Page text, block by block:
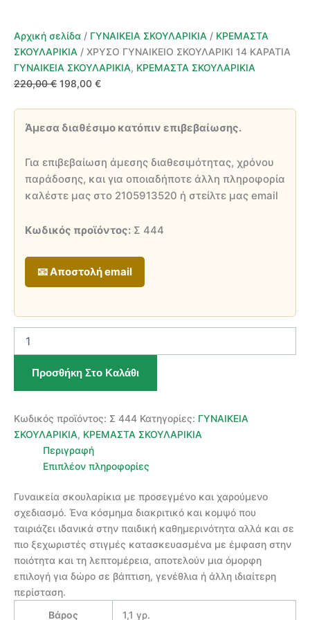
Αρχική σελίδα / ΓΥΝΑΙΚΕΙΑ ΣΚΟΥΛΑΡΙΚΙΑ / ΚΡΕΜΑΣΤΑ
ΣΚΟΥΛΑΡΙΚΙΑ / ΧΡΥΣΟ ΓΥΝΑΙΚΕΙΟ ΣΚΟΥΛΑΡΙΚΙ 14 ΚΑΡΑΤΙΑ
ΓΥΝΑΙΚΕΙΑ ΣΚΟΥΛΑΡΙΚΙΑ, ΚΡΕΜΑΣΤΑ ΣΚΟΥΛΑΡΙΚΙΑ
220,00€ Original
220,00 €.
198,00 €Η
είναι:
Άμεσα διαθέσιμο κατόπιν επιβεβαίωσης.
Για επιβεβαίωση άμεσης διαθεσιμότητας, χρόνου
παράδοσης, και για οποιαδήποτε άλλη πληροφορία
καλέστε μας στο 2105913520 ή στείλτε μας email
Κωδικός προϊόντος: Σ 444
📧 Αποστολή email
ΓΥΝΑΙΚΕΙΟ
ΚΑΡΑΤΙΑ
Προσθήκη Στο Καλάθι
Κωδικός προϊόντος: Σ 444 Κατηγορίες: ΓΥΝΑΙΚΕΙΑ
ΣΚΟΥΛΑΡΙΚΙΑ, ΚΡΕΜΑΣΤΑ ΣΚΟΥΛΑΡΙΚΙΑ
Περιγραφή
Επιπλέον πληροφορίες
Γυναικεία σκουλαρίκια με προσεγμένο και χαρούμενο
σχεδιασμό. Ένα κόσμημα διακριτικό και κομψό που
ταιριάζει ιδανικά στην παιδική καθημερινότητα αλλά και σε
πιο ξεχωριστές στιγμές κατασκευασμένα με έμφαση στην
ποιότητα και τη λεπτομέρεια, αποτελούν μια όμορφη
επιλογή για δώρο σε βάπτιση, γενέθλια ή άλλη ιδιαίτερη
περίσταση.
Βάρος
1,1 γρ.